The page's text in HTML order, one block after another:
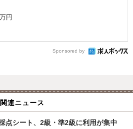
円
Sponsored by
関連ニュース
点シート、2級・準2級に利用が集中